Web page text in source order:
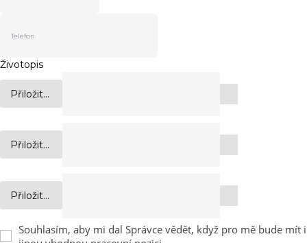
Životopis
Přiložit...
Přiložit...
Přiložit...
Souhlasím, aby mi dal Správce vědět, když pro mě bude mít i